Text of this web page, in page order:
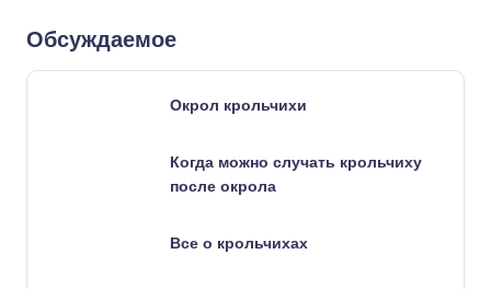
Обсуждаемое
Окрол крольчихи
Когда можно случать крольчиху
после окрола
Все о крольчихах